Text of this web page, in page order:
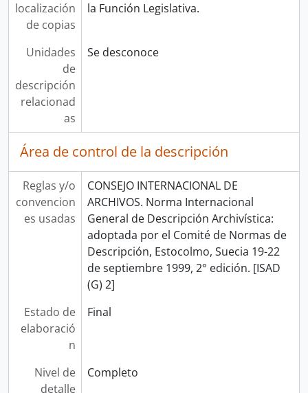
localización
de copias
la Función Legislativa.
Unidades
de
descripción
relacionad
as
Se desconoce
Área de control de la descripción
Reglas y/o
convencion
es usadas
CONSEJO INTERNACIONAL DE
ARCHIVOS. Norma Internacional
General de Descripción Archivística:
adoptada por el Comité de Normas de
Descripción, Estocolmo, Suecia 19-22
de septiembre 1999, 2° edición. [ISAD
(G) 2]
Estado de
elaboració
n
Final
Nivel de
detalle
Completo